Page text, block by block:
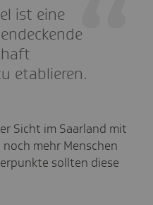
ist eine
etablieren.
Sicht im Saarland mit
mehr Menschen
sollten diese